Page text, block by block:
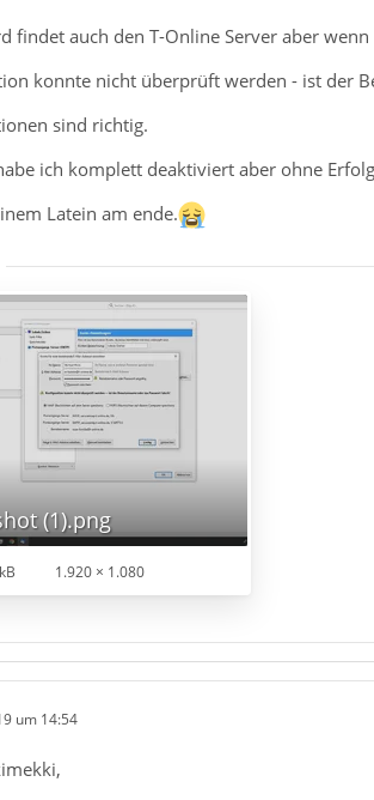
findet auch den T-Online Server aber
konnte nicht überprüft werden - ist der
sind richtig.
ich komplett deaktiviert aber ohne
Latein am ende.
(1).png
1.920 × 1.080
um 14:54